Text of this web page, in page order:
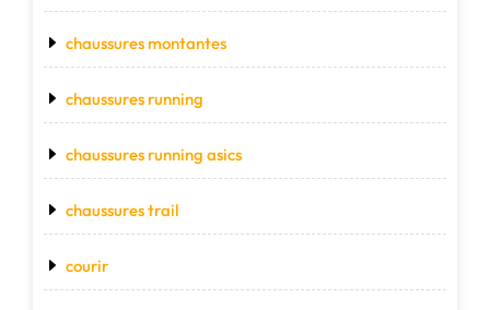
chaussures montantes
chaussures running
chaussures running asics
chaussures trail
courir